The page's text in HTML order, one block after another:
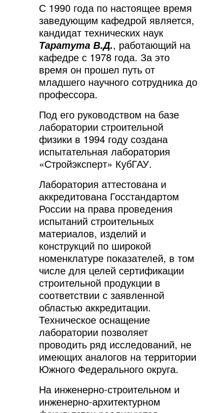
С 1990 года по настоящее время
заведующим кафедрой является,
кандидат технических наук
Таратута В.Д., работающий на
кафедре с 1978 года. За это
время он прошел путь от
младшего научного сотрудника до
профессора.
Под его руководством на базе
лаборатории строительной
физики в 1994 году создана
испытательная лаборатория
«Стройэксперт» КубГАУ.
Лаборатория аттестована и
аккредитована Госстандартом
России на права проведения
испытаний строительных
материалов, изделий и
конструкций по широкой
номенклатуре показателей, в том
числе для целей сертификации
строительной продукции в
соответствии с заявленной
областью аккредитации.
Техническое оснащение
лаборатории позволяет
проводить ряд исследований, не
имеющих аналогов на территории
Южного Федерального округа.
На инженерно-строительном и
инженерно-архитектурном